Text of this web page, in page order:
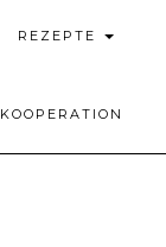
REZEPTE
KOOPERATION